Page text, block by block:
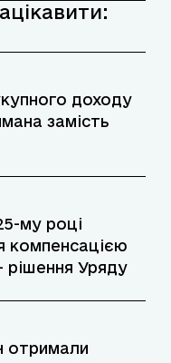
доходу
замість
компенсацією
Уряду
отримали